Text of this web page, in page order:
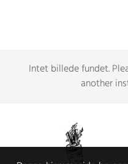
Intet billede fundet.
another